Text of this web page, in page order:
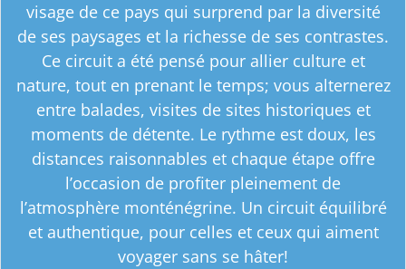
visage de ce pays qui surprend par la diversité
de ses paysages et la richesse de ses contrastes.
Ce circuit a été pensé pour allier culture et
nature, tout en prenant le temps; vous alternerez
entre balades, visites de sites historiques et
moments de détente. Le rythme est doux, les
distances raisonnables et chaque étape offre
l’occasion de profiter pleinement de
l’atmosphère monténégrine. Un circuit équilibré
et authentique, pour celles et ceux qui aiment
voyager sans se hâter!